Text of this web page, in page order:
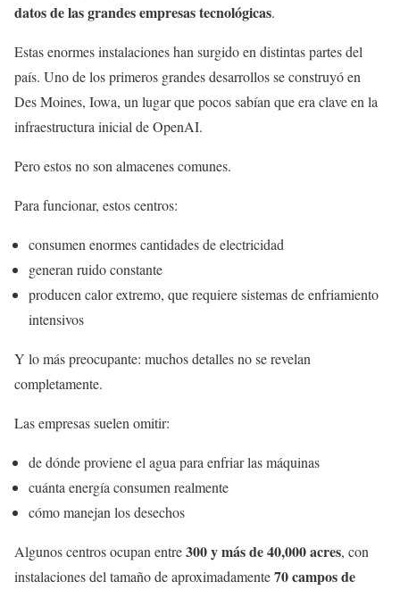
datos de las grandes empresas tecnológicas.
Estas enormes instalaciones han surgido en distintas partes del
país. Uno de los primeros grandes desarrollos se construyó en
Des Moines, Iowa, un lugar que pocos sabían que era clave en la
infraestructura inicial de OpenAI.
Pero estos no son almacenes comunes.
Para funcionar, estos centros:
consumen enormes cantidades de electricidad
generan ruido constante
producen calor extremo, que requiere sistemas de enfriamiento
intensivos
Y lo más preocupante: muchos detalles no se revelan
completamente.
Las empresas suelen omitir:
de dónde proviene el agua para enfriar las máquinas
cuánta energía consumen realmente
cómo manejan los desechos
Algunos centros ocupan entre300 y más de 40,000 acres, con
instalaciones del tamaño de aproximadamente70 campos de